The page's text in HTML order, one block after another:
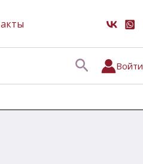
ПоискВойти